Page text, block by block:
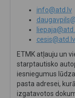
info@atd.lv
cesis@atd.lv
ETMK atļauju un
starptautisko
iesniegumus
pasta adresei,
izgatavotos